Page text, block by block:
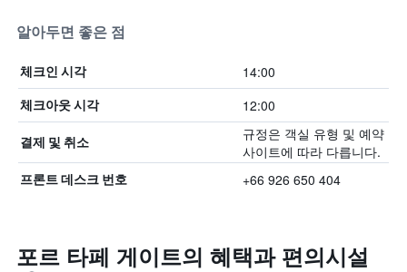
알아두면 좋은 점
체크인 시각 14:00
체크아웃 시각 12:00
결제 및 취소
규정은 객실 유형 및 예약
사이트에 따라 다릅니다.
프론트 데스크 번호 +66 926 650 404
포르 타페 게이트의 혜택​과 편의시설